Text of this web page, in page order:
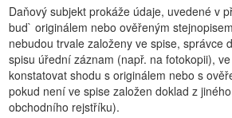
Daňový subjekt prokáže údaje, uvedené v
bud` originálem nebo ověřeným
nebudou trvale založeny ve spise, správce
spisu úřední záznam (např. na fotokopii),
konstatovat shodu s originálem nebo s
pokud není ve spise založen doklad z
obchodního rejstříku).